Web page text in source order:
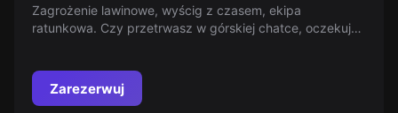
Zagrożenie lawinowe, wyścig z czasem, ekipa
ratunkowa. Czy przetrwasz w górskiej chatce, oczekując
Zarezerwuj